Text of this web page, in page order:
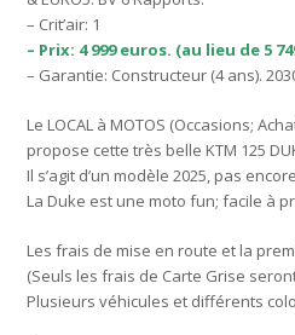
– Crit’air: 1
– Prix: 4 999 euros. (au lieu de 5
– Garantie: Constructeur (4 ans).
Le LOCAL à MOTOS (Occasions;
propose cette très belle KTM 125
Il s’agit d’un modèle 2025, pas
La Duke est une moto fun; facile à
Les frais de mise en route et la
(Seuls les frais de Carte Grise
Plusieurs véhicules et différents